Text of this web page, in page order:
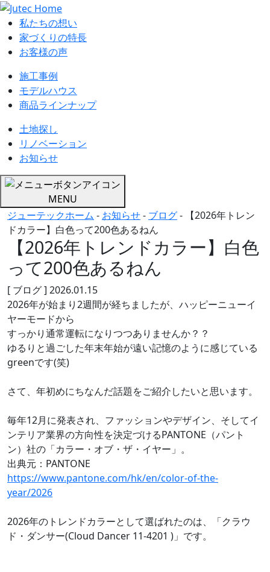
私たちの想い
家づくりの特長
お客様の声
施工事例
モデルハウス
商品ラインナップ
土地探し
リノベーション
お知らせ
MENU
ジューテックホーム - お知らせ- ブログ-
【2026年トレン
ドカラー】白色って200色あるねん
【2026年トレンドカラー】白色
って200色あるねん
[ ブログ ] 2026.01.15
2026年が始まり2週間が経ちましたが、ハッピーニューイ
ヤーモードから
すっかり通常運転になりつつありませんか？？
ゆるりと過ごした年末年始が遠い記憶のように感じている
greenです(笑)
さて、年初めにちなんだ話題をご紹介したいと思います。
毎年12月に発表され、ファッションやデザイン、そしてイ
ンテリア業界の方向性を決定づけるPANTONE（パント
ン）社の「カラー・オブ・ザ・イヤー」。
出典元：PANTONE
https://www.pantone.com/hk/en/color-of-the-
year/2026
2026年のトレンドカラーとして選ばれたのは、「クラウ
ド・ダンサー(Cloud Dancer 11-4201 )」です。